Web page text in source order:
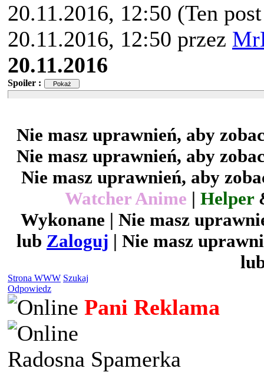
20.11.2016, 12:50 (Ten
20.11.2016, 12:50 przez
20.11.2016
Spoiler :
Nie masz uprawnień, aby
Nie masz uprawnień, aby
Nie masz uprawnień, aby
Watcher Anime | Helper
Wykonane | Nie masz
lub Zaloguj | Nie masz
Strona WWW Szukaj
Odpowiedz
Pani Reklama
Radosna Spamerka